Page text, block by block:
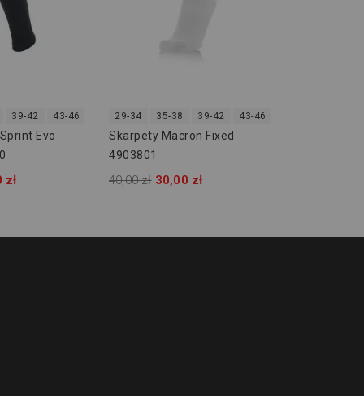
39-42 43-46 47-50
Evo
zł
29-34 35-38 39-42 43-46
Skarpety Macron Fixed
4903801
40,00 zł 30,00 zł